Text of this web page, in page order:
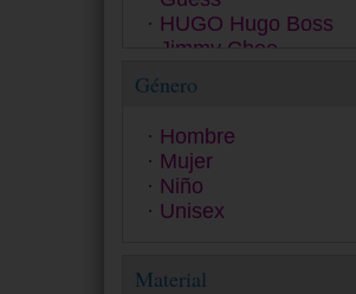
HUGO Hugo Boss
Jimmy Choo
Kate Spade New York
Levi's
Love Moschino
Luxottica
Marc Jacobs
Michael Kors
Missoni
Género
Hombre
Mujer
Niño
Unisex
Material